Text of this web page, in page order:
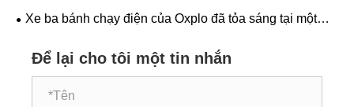
"Cuộc tấn công giảm kích thước" của sản xuất tại Trung
Xe ba bánh chạy điện của Oxplo đã tỏa sáng tại một
toàn cầu như một thế lực mới trong lĩnh vực di chuyển
xanh.
Để lại cho tôi một tin nhắn